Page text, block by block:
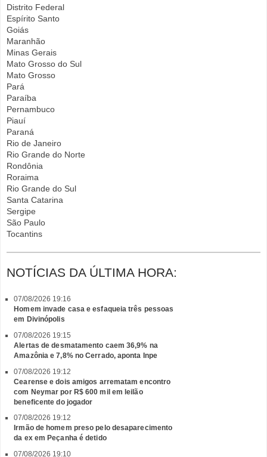
Distrito Federal
Espírito Santo
Goiás
Maranhão
Minas Gerais
Mato Grosso do Sul
Mato Grosso
Pará
Paraíba
Pernambuco
Piauí
Paraná
Rio de Janeiro
Rio Grande do Norte
Rondônia
Roraima
Rio Grande do Sul
Santa Catarina
Sergipe
São Paulo
Tocantins
NOTÍCIAS DA ÚLTIMA HORA:
07/08/2026 19:16
Homem invade casa e esfaqueia três pessoas
em Divinópolis
07/08/2026 19:15
Alertas de desmatamento caem 36,9% na
Amazônia e 7,8% no Cerrado, aponta Inpe
07/08/2026 19:12
Cearense e dois amigos arrematam encontro
com Neymar por R$ 600 mil em leilão
beneficente do jogador
07/08/2026 19:12
Irmão de homem preso pelo desaparecimento
da ex em Peçanha é detido
07/08/2026 19:10